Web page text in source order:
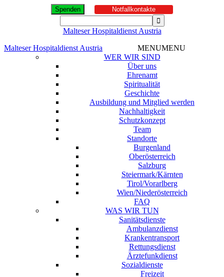
Spenden Notfallkontakte
Malteser Hospitaldienst Austria
Malteser Hospitaldienst Austria
MENUMENU
WER WIR SIND
Über uns
Ehrenamt
Spiritualität
Geschichte
Ausbildung und Mitglied werden
Nachhaltigkeit
Schutzkonzept
Team
Standorte
Burgenland
Oberösterreich
Salzburg
Steiermark/Kärnten
Tirol/Vorarlberg
Wien/Niederösterreich
FAQ
WAS WIR TUN
Sanitätsdienste
Ambulanzdienst
Krankentransport
Rettungsdienst
Ärztefunkdienst
Sozialdienste
Freizeit